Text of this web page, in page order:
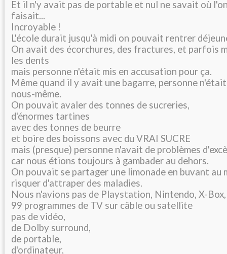
Et il n'y avait pas de portable et nul ne savait où
faisait...
Incroyable !
L'école durait jusqu'à midi on pouvait rentrer
On avait des écorchures, des fractures, et parfois
les dents
mais personne n'était mis en accusation pour ça.
Même quand il y avait une bagarre, personne
nous-même.
On pouvait avaler des tonnes de sucreries,
d'énormes tartines
avec des tonnes de beurre
et boire des boissons avec du VRAI SUCRE
mais (presque) personne n'avait de problèmes
car nous étions toujours à gambader au dehors.
On pouvait se partager une limonade en buvant au
risquer d'attraper des maladies.
Nous n'avions pas de Playstation, Nintendo, X-
99 programmes de TV sur câble ou satellite
pas de vidéo,
de Dolby surround,
de portable,
d'ordinateur,